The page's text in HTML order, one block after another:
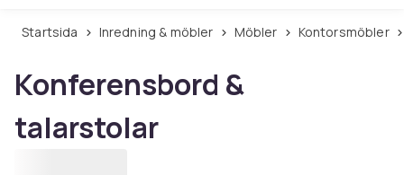
Startsida Inredning & möbler Möbler Kontorsmöbler
Konferensbord &
talarstolar